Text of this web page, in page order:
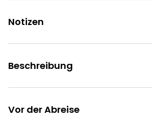
Notizen
Beschreibung
Vor der Abreise